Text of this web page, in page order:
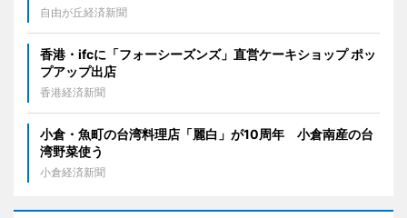
自由が丘経済新聞
香港・ifcに「フォーシーズンズ」直営ケーキショップ ポッ
プアップ出店
香港経済新聞
小倉・魚町の台湾料理店「麗白」が10周年 小倉南産の台
湾野菜使う
小倉経済新聞